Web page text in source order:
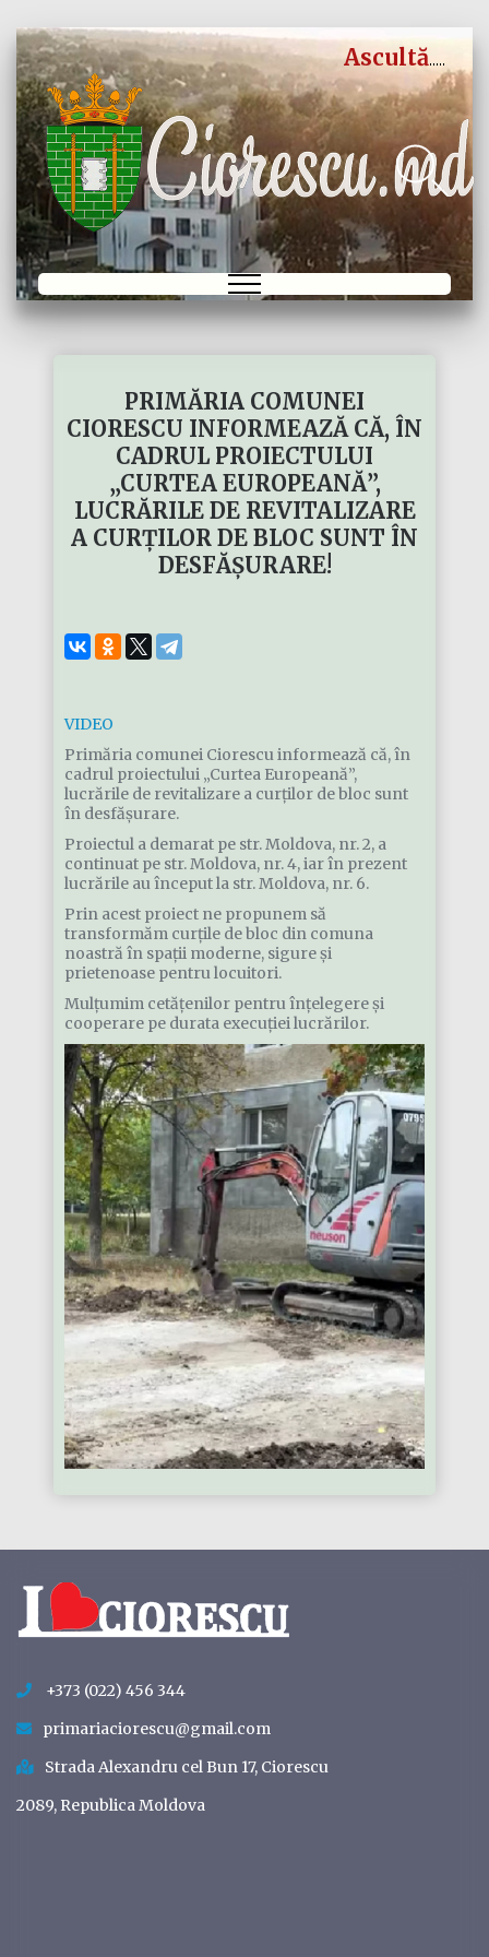
Ascultă
PRIMĂRIA COMUNEI
CIORESCU INFORMEAZĂ CĂ, ÎN
CADRUL PROIECTULUI
„CURTEA EUROPEANĂ”,
LUCRĂRILE DE REVITALIZARE
A CURȚILOR DE BLOC SUNT ÎN
DESFĂȘURARE!
VIDEO
Primăria comunei Ciorescu informează că, în
cadrul proiectului „Curtea Europeană”,
lucrările de revitalizare a curților de bloc sunt
în desfășurare.
Proiectul a demarat pe str. Moldova, nr. 2, a
continuat pe str. Moldova, nr. 4, iar în prezent
lucrările au început la str. Moldova, nr. 6.
Prin acest proiect ne propunem să
transformăm curțile de bloc din comuna
noastră în spații moderne, sigure și
prietenoase pentru locuitori.
Mulțumim cetățenilor pentru înțelegere și
cooperare pe durata execuției lucrărilor.
+373 (022) 456 344
primariaciorescu@gmail.com
Strada Alexandru cel Bun 17, Ciorescu
2089, Republica Moldova